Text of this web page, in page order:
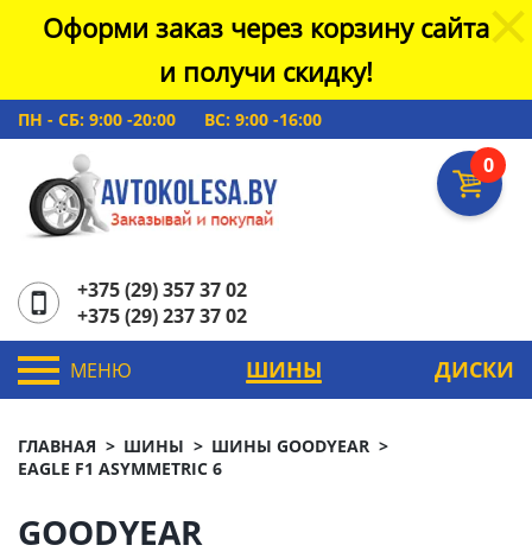
Оформи заказ через корзину сайта
и получи скидку!
ПН - СБ: 9:00 -20:00 ВС: 9:00 -16:00
0
+375 (29) 357 37 02
+375 (29) 237 37 02
МЕНЮ ШИНЫ ДИСКИ
ГЛАВНАЯ ШИНЫ
ШИНЫ GOODYEAR
EAGLE F1 ASYMMETRIC 6
GOODYEAR